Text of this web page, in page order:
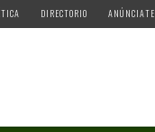
DIRECTORIO ANÚNCIATE